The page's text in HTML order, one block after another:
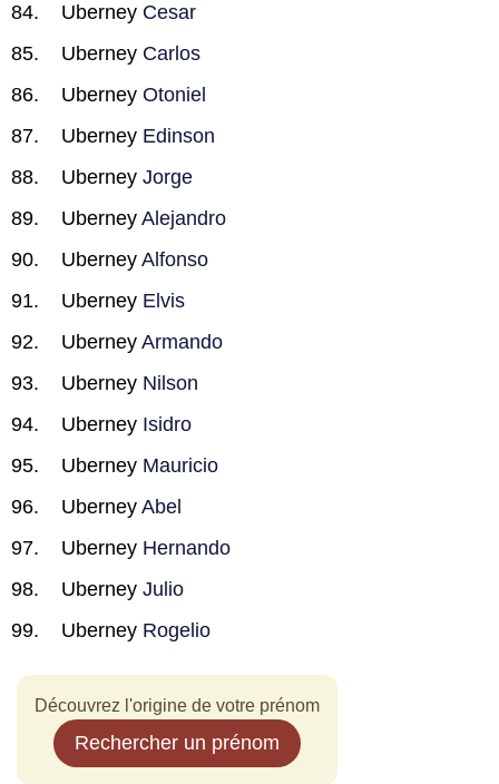
Uberney Cesar
Uberney Carlos
Uberney Otoniel
Uberney Edinson
Uberney Jorge
Uberney Alejandro
Uberney Alfonso
Uberney Elvis
Uberney Armando
Uberney Nilson
Uberney Isidro
Uberney Mauricio
Uberney Abel
Uberney Hernando
Uberney Julio
Uberney Rogelio
Découvrez l'origine de votre prénom
Rechercher un prénom